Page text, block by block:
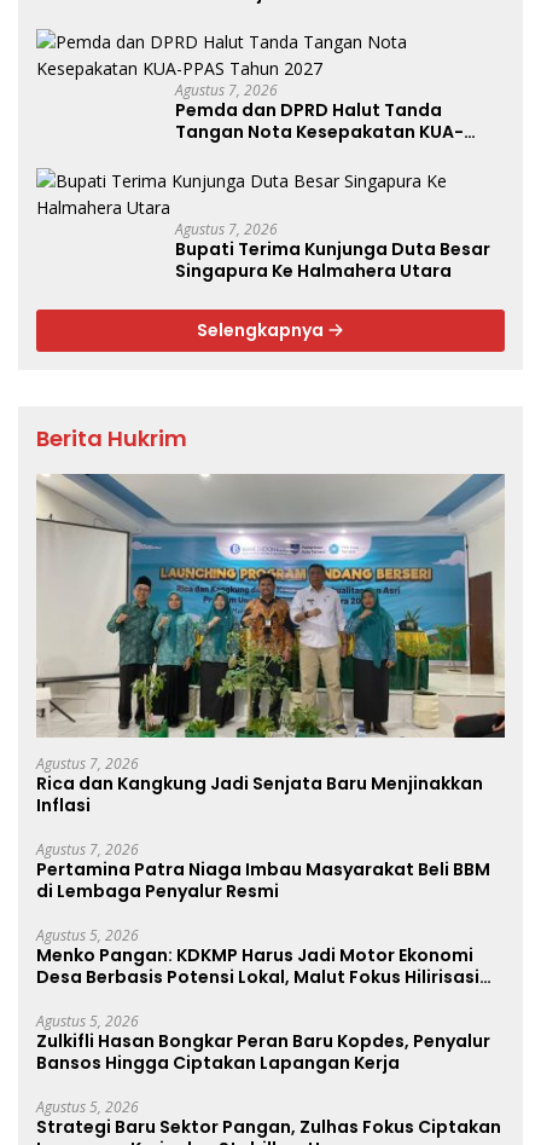
Agustus 7, 2026
Pemda dan DPRD Halut Tanda
Tangan Nota Kesepakatan KUA-
Agustus 7, 2026
Bupati Terima Kunjunga Duta Besar
Singapura Ke Halmahera Utara
Selengkapnya
Berita Hukrim
Agustus 7, 2026
Rica dan Kangkung Jadi Senjata Baru Menjinakkan
Inflasi
Agustus 7, 2026
Pertamina Patra Niaga Imbau Masyarakat Beli BBM
di Lembaga Penyalur Resmi
Agustus 5, 2026
Menko Pangan: KDKMP Harus Jadi Motor Ekonomi
Desa Berbasis Potensi Lokal, Malut Fokus Hilirisasi
Agustus 5, 2026
Zulkifli Hasan Bongkar Peran Baru Kopdes, Penyalur
Bansos Hingga Ciptakan Lapangan Kerja
Agustus 5, 2026
Strategi Baru Sektor Pangan, Zulhas Fokus Ciptakan